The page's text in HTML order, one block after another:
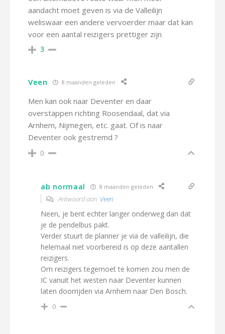
aandacht moet geven is via de Valleilijn
weliswaar een andere vervoerder maar dat kan
voor een aantal reizigers prettiger zijn
3
Veen 8 maanden geleden
Men kan ook naar Deventer en daar
overstappen richting Roosendaal, dat via
Arnhem, Nijmegen, etc. gaat. Of is naar
Deventer ook gestremd ?
0
ab normaal 8 maanden geleden
Antwoord aan Veen
Neen, je bent echter langer onderweg dan dat
je de pendelbus pakt.
Verder stuurt de planner je via de valleilijn, die
helemaal niet voorbereid is op deze aantallen
reizigers.
Om reizigers tegemoet te komen zou men de
IC vanuit het westen naar Deventer kunnen
laten doorrijden via Arnhem naar Den Bosch.
0